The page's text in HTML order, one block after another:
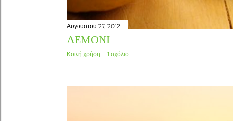
Αυγούστου 27, 2012
ΛΕΜΌΝΙ
Κοινή χρήση 1 σχόλιο